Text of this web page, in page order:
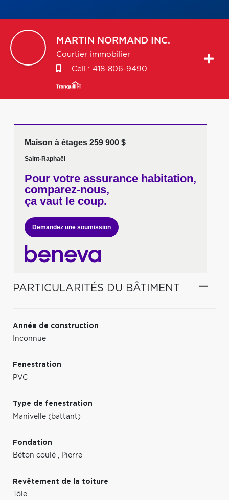
MARTIN NORMAND INC.
Courtier immobilier
Cell.: 418-806-9490
Maison à étages 259 900 $
Saint-Raphaël
Pour votreassurance habitation,
comparez-nous,
ça vaut le coup.
Demandez une soumission
PARTICULARITÉS DU BÂTIMENT
Année de construction
Inconnue
Fenestration
PVC
Type de fenestration
Manivelle (battant)
Fondation
Béton coulé , Pierre
Revêtement de la toiture
Tôle